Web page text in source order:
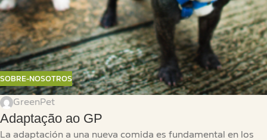
SOBRE-NOSOTROS
GreenPet
Adaptação ao GP
La adaptación a una nueva comida es fundamental en los